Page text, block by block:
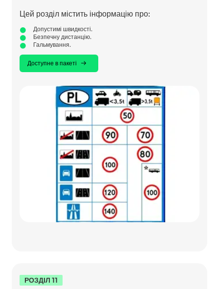
Цей розділ містить інформацію про:
Допустимі швидкості.
Безпечну дистанцію.
Гальмування.
Доступне в пакеті
РОЗДІЛ 11